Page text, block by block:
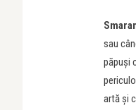
sau
păpuși
artă și